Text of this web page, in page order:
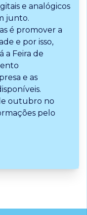
e analógicos
junto.
é promover a
e por isso,
a Feira de
e as
outubro no
pelo